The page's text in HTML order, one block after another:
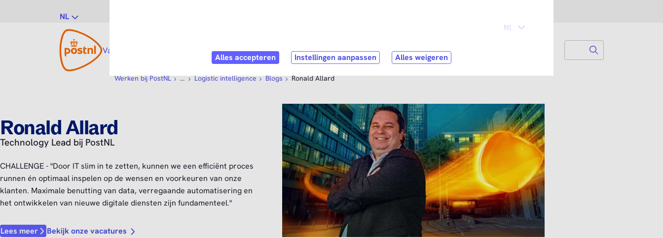
NL
Vacatures PostNL als werkgever Contact Zoek naar...
Werken bij PostNL ... Logistic intelligence Blogs Ronald Allard
Ronald Allard
Technology Lead bij PostNL
CHALLENGE - "Door IT slim in te zetten, kunnen we een efficiënt proces
runnen én optimaal inspelen op de wensen en voorkeuren van onze
klanten. Maximale benutting van data, verregaande automatisering en
het ontwikkelen van nieuwe digitale diensten zijn fundamenteel."
Lees meer Bekijk onze vacatures